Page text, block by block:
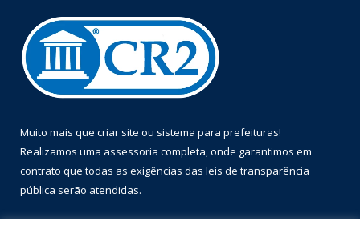
Muito mais que criar site ou sistema para prefeituras!
Realizamos uma assessoria completa, onde garantimos em
contrato que todas as exigências das leis de transparência
pública serão atendidas.